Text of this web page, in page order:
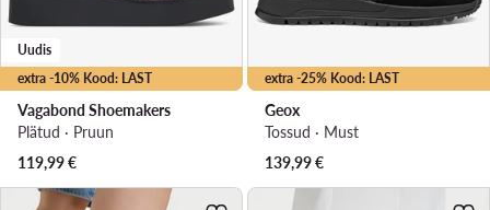
extra -10% Kood: LAST
Uudis
Vagabond Shoemakers
Plätud · Pruun
119,99€
extra -25% Kood: LAST
Geox
Tossud · Must
139,99€